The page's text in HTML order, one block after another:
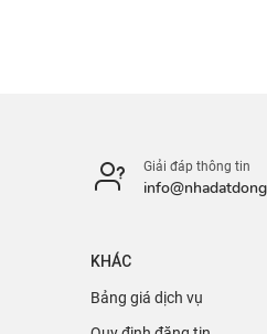
Giải đáp thông tin
KHÁC
Bảng giá dịch vụ